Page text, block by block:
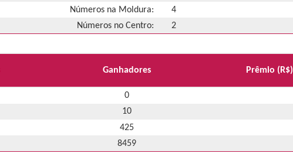
Números na Moldura:
4
Números no Centro:
2
Ganhadores Prêmio (R$)
0
10
425
8459